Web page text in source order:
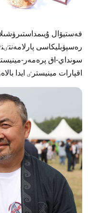
فەستيۆال
رەسپۋبليكاسى
سونداي-اق پرەمەر-
اقپارات مينيسترٸ ايدا